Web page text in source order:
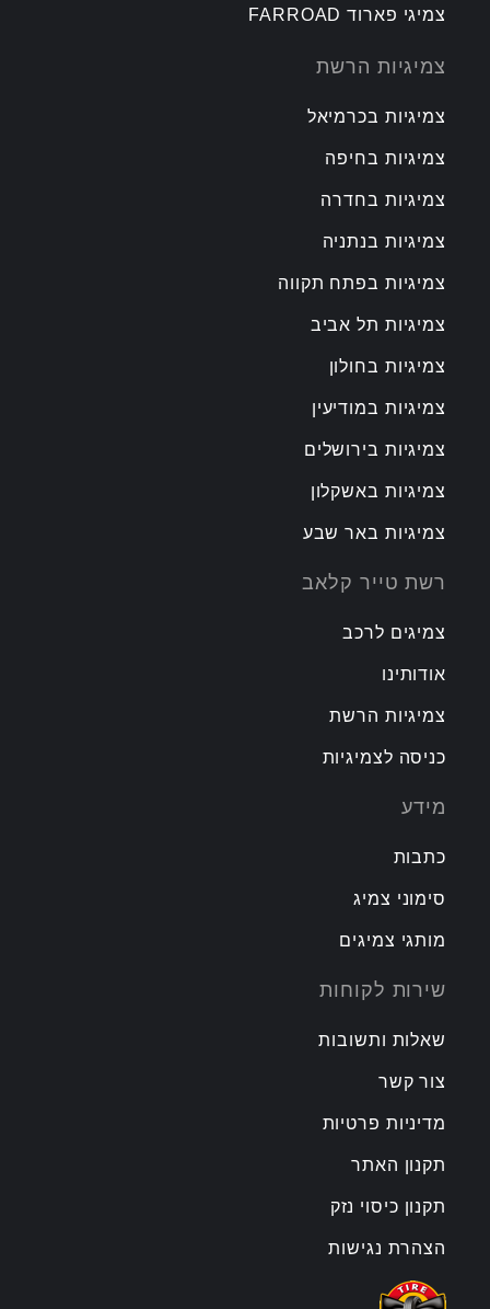
צמיגי פארוד FARROAD
צמיגיות הרשת
צמיגיות בכרמיאל
צמיגיות בחיפה
צמיגיות בחדרה
צמיגיות בנתניה
צמיגיות בפתח תקווה
צמיגיות תל אביב
צמיגיות בחולון
צמיגיות במודיעין
צמיגיות בירושלים
צמיגיות באשקלון
צמיגיות באר שבע
רשת טייר קלאב
צמיגים לרכב
אודותינו
צמיגיות הרשת
כניסה לצמיגיות
מידע
כתבות
סימוני צמיג
מותגי צמיגים
שירות לקוחות
שאלות ותשובות
צור קשר
מדיניות פרטיות
תקנון האתר
תקנון כיסוי נזק
הצהרת נגישות